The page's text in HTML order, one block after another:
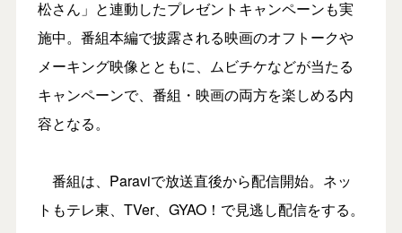
松さん」と連動したプレゼントキャンペーンも実
施中。番組本編で披露される映画のオフトークや
メーキング映像とともに、ムビチケなどが当たる
キャンペーンで、番組・映画の両方を楽しめる内
容となる。
番組は、Paraviで放送直後から配信開始。ネッ
トもテレ東、TVer、GYAO！で見逃し配信をする。